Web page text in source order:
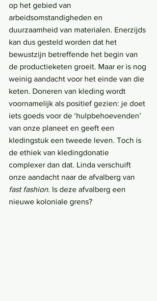
op het gebied van
arbeidsomstandigheden en
duurzaamheid van materialen. Enerzijds
kan dus gesteld worden dat het
bewustzijn betreffende het begin van
de productieketen groeit. Maar er is nog
weinig aandacht voor het einde van die
keten. Doneren van kleding wordt
voornamelijk als positief gezien: je doet
iets goeds voor de ‘hulpbehoevenden’
van onze planeet en geeft een
kledingstuk een tweede leven. Toch is
de ethiek van kledingdonatie
complexer dan dat. Linda verschuift
onze aandacht naar de afvalberg van
fast fashion. Is deze afvalberg een
nieuwe koloniale grens?